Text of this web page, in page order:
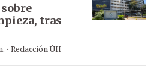
tras
· Redacción ÚH